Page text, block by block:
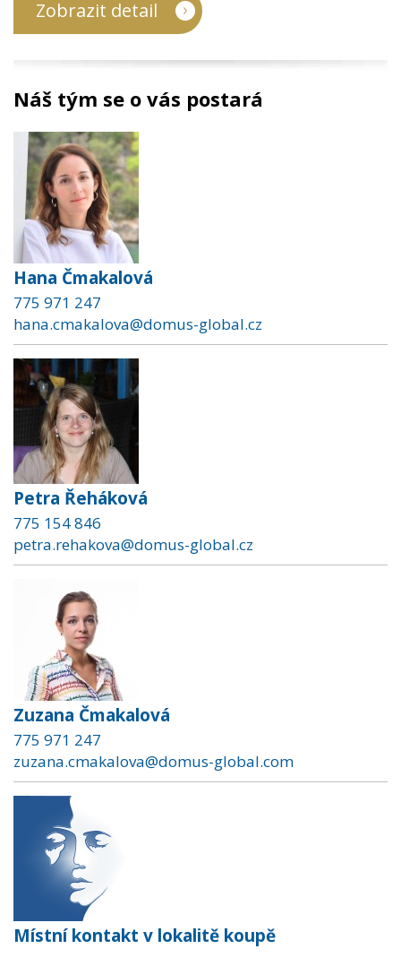
Zobrazit detail
Náš tým se o vás postará
Hana Čmakalová
775 971 247
hana.cmakalova@domus-global.cz
Petra Řeháková
775 154 846
petra.rehakova@domus-global.cz
Zuzana Čmakalová
775 971 247
zuzana.cmakalova@domus-global.com
Místní kontakt v lokalitě koupě